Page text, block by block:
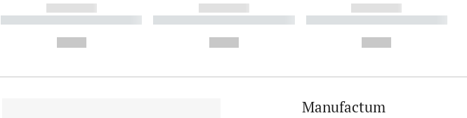
------------
----------- ----------- ----------
------------
----------- ----------- ----------
------------
----------- ----------- ----------
Manufactum